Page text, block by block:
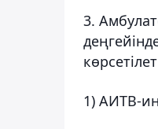
3.
1) АИТВ-